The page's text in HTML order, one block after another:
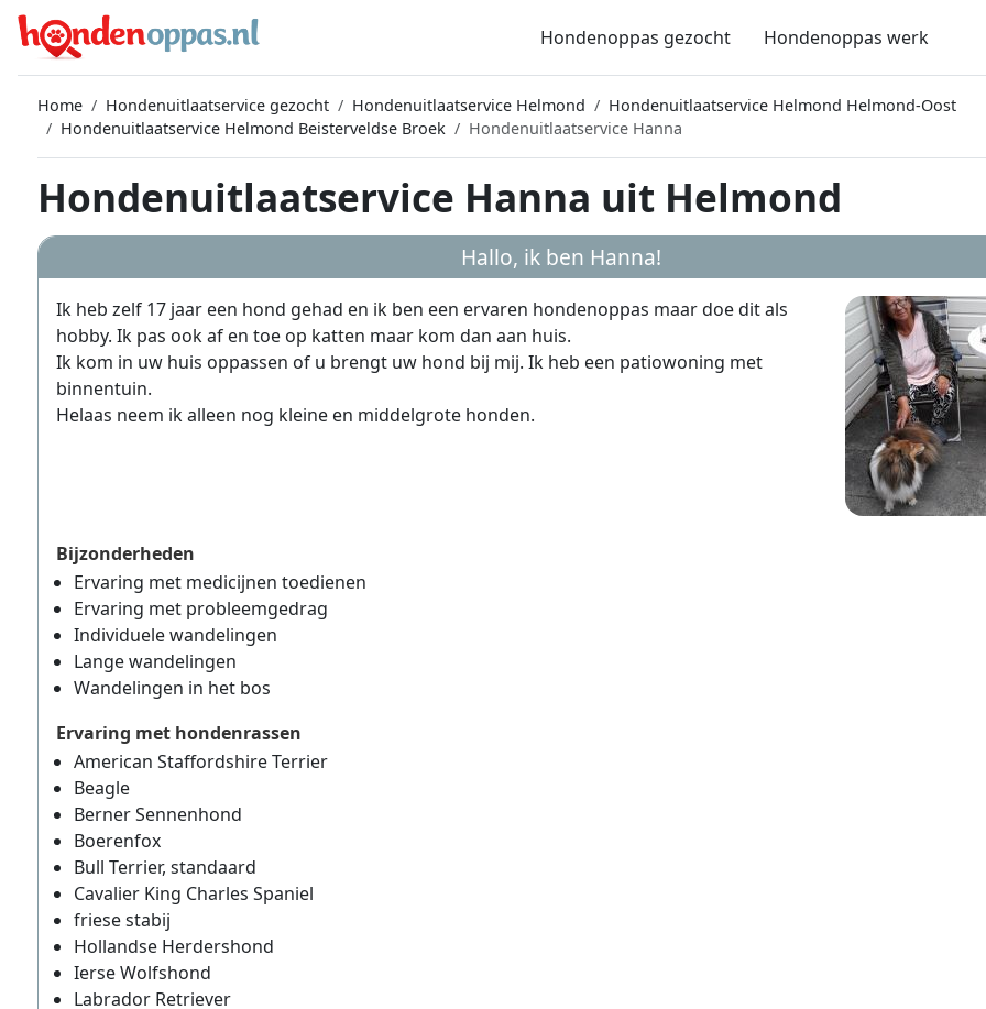
Hondenoppas gezocht Hondenoppas werk
Home Hondenuitlaatservice gezocht Hondenuitlaatservice Helmond
Hondenuitlaatservice Helmond Helmond-Oost
Hondenuitlaatservice Helmond Beisterveldse Broek
Hondenuitlaatservice Hanna
Hondenuitlaatservice Hanna uit Helmond
Hallo, ik ben Hanna!
Ik heb zelf 17 jaar een hond gehad en ik ben een ervaren hondenoppas maar doe dit als
hobby. Ik pas ook af en toe op katten maar kom dan aan huis.
Ik kom in uw huis oppassen of u brengt uw hond bij mij. Ik heb een patiowoning met
binnentuin.
Helaas neem ik alleen nog kleine en middelgrote honden.
Bijzonderheden
Ervaring met medicijnen toedienen
Ervaring met probleemgedrag
Individuele wandelingen
Lange wandelingen
Wandelingen in het bos
Ervaring met hondenrassen
American Staffordshire Terrier
Beagle
Berner Sennenhond
Boerenfox
Bull Terrier, standaard
Cavalier King Charles Spaniel
friese stabij
Hollandse Herdershond
Ierse Wolfshond
Labrador Retriever